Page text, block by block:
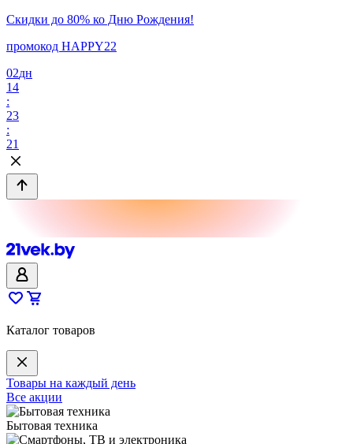
Скидки до 80% ко Дню Рождения!
промокод HAPPY22
02дн
14
:
23
:
21
Каталог товаров
Товары на каждый день
Все акции
Бытовая техника